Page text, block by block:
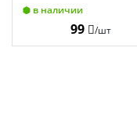
№2в наличии
99 /шт